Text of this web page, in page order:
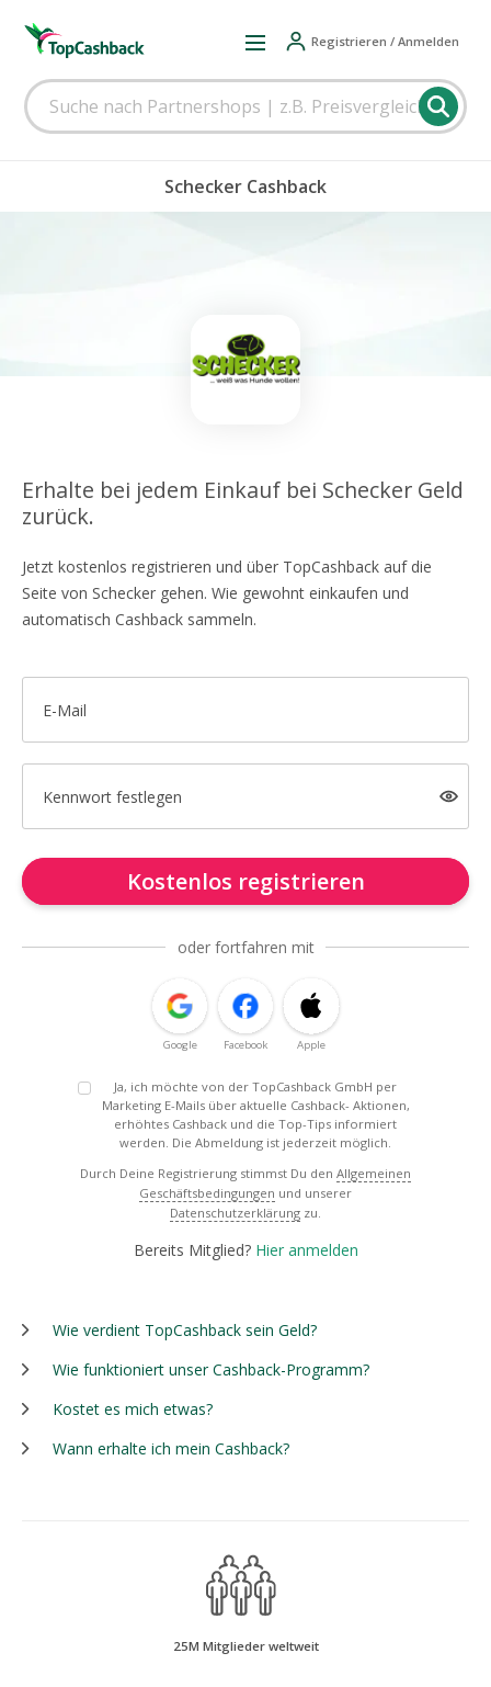
Registrieren / Anmelden
Schecker Cashback
Erhalte bei jedem Einkauf bei Schecker Geld
zurück.
Jetzt kostenlos registrieren und über TopCashback auf die
Seite von Schecker gehen. Wie gewohnt einkaufen und
automatisch Cashback sammeln.
E-Mail
Kennwort festlegen
Kostenlos registrieren
oder fortfahren mit
Google Facebook Apple
Ja, ich möchte von der TopCashback GmbH per
Marketing E-Mails über aktuelle Cashback- Aktionen,
erhöhtes Cashback und die Top-Tips informiert
werden. Die Abmeldung ist jederzeit möglich.
Durch Deine Registrierung stimmst Du den Allgemeinen
Geschäftsbedingungen und unserer
Datenschutzerklärung zu.
Bereits Mitglied? Hier anmelden
Wie verdient TopCashback sein Geld?
Wie funktioniert unser Cashback-Programm?
Kostet es mich etwas?
Wann erhalte ich mein Cashback?
25M Mitglieder weltweit